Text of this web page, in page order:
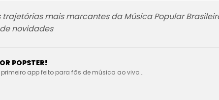
mais marcantes da Música Popular
novidades
POPSTER!
primeiro app feito para fãs de música ao vivo...